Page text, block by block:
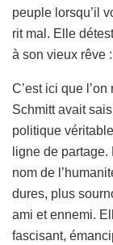
peuple lorsqu’il
rit mal. Elle
à son vieux rêve
C’est ici que
Schmitt avait
politique
ligne de
nom de
dures, plus
ami et ennemi.
fascisant,